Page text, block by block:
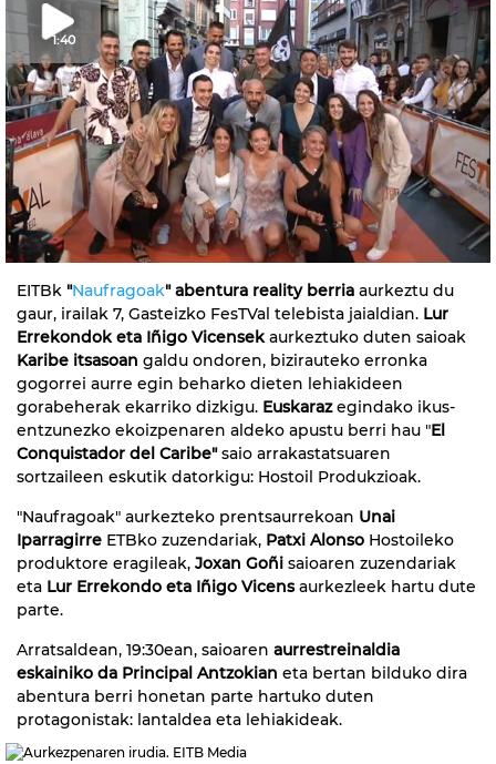
1:40
EITBk "Naufragoak" abentura reality berria aurkeztu du
gaur, irailak 7, Gasteizko FesTVal telebista jaialdian. Lur
Errekondok eta Iñigo Vicensek aurkeztuko duten saioak
Karibe itsasoan galdu ondoren, bizirauteko erronka
gogorrei aurre egin beharko dieten lehiakideen
gorabeherak ekarriko dizkigu. Euskarazegindako ikus-
entzunezko ekoizpenaren aldeko apustu berri hau "El
Conquistador del Caribe"saio arrakastatsuaren
sortzaileen eskutik datorkigu: Hostoil Produkzioak.
"Naufragoak" aurkezteko prentsaurrekoan Unai
Iparragirre ETBko zuzendariak, Patxi Alonso Hostoileko
produktore eragileak, Joxan Goñi saioaren zuzendariak
eta Lur Errekondo eta Iñigo Vicensaurkezleek hartu dute
parte.
Arratsaldean, 19:30ean, saioaren aurrestreinaldia
eskainiko da Principal Antzokian eta bertan bilduko dira
abentura berri honetan parte hartuko duten
protagonistak: lantaldea eta lehiakideak.